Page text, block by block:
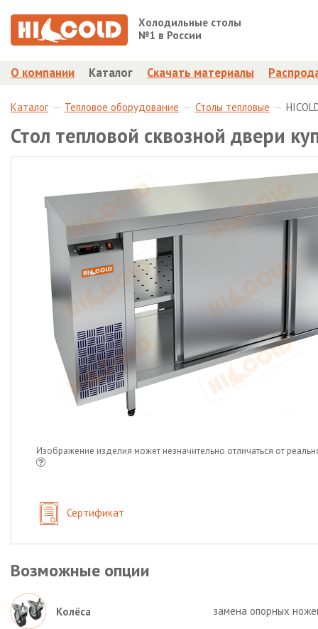
Холодильные столы
№1 в России
О компании Каталог Скачать материалы
Каталог Тепловое оборудование Столы тепловые
Стол тепловой сквозной двери
Изображение изделия может незначительно отличаться от
Сертификат
Возможные опции
Колёса замена опорных